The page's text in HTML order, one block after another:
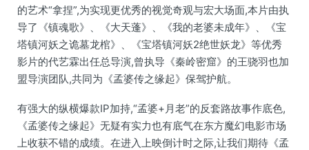
的艺术“拿捏”,为实现更优秀的视觉奇观与宏大场面,本片由执
导了《镇魂歌》、《大天蓬》、《我的老婆未成年》、《宝
塔镇河妖之诡墓龙棺》、《宝塔镇河妖2绝世妖龙》等优秀
影片的代艺霖出任总导演,曾执导《秦岭密窟》的王骁羽也加
盟导演团队,共同为《孟婆传之缘起》保驾护航。
有强大的纵横爆款IP加持,“孟婆+月老”的反套路故事作底色,
《孟婆传之缘起》无疑有实力也有底气在东方魔幻电影市场
上收获不错的成绩。在进入上映倒计时之际,让我们期待《孟